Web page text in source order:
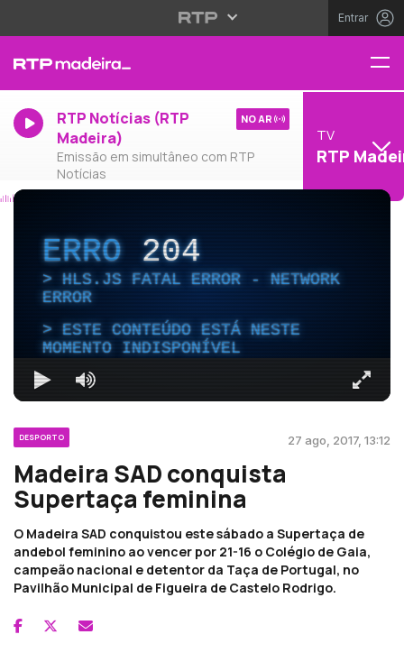
Entrar
RTP Notícias (RTP
Madeira)
Emissão em simultâneo com RTP
Notícias
NO AR
TV
RTP
ERRO204
HLS.JS FATAL ERROR - NETWORK
ERROR
ESTE CONTEÚDO ESTÁ NESTE
MOMENTO INDISPONÍVEL
DESPORTO 27 ago, 2017, 13:12
Madeira SAD conquista
Supertaça feminina
O Madeira SAD conquistou este sábado a Supertaça de
andebol feminino ao vencer por 21-16 o Colégio de Gaia,
campeão nacional e detentor da Taça de Portugal, no
Pavilhão Municipal de Figueira de Castelo Rodrigo.